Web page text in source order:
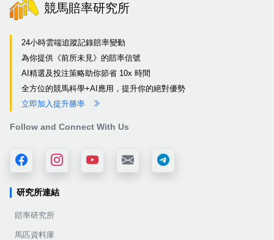
競馬賠率研究所
24小時雲端追蹤記錄賠率變動
為你提供《前所未見》的賠率信號
AI精選及投注策略助你節省 10x 時間
全方位的競馬科學+AI應用，提升你的絕對優勢
立即加入提升勝率
Follow and Connect With Us
研究所連結
賠率研究所
馬匹資料庫